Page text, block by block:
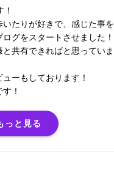
たりが好きで、感じた事を
グをスタートさせました！
共有できればと思っていま
ーもしております！
！
っと見る